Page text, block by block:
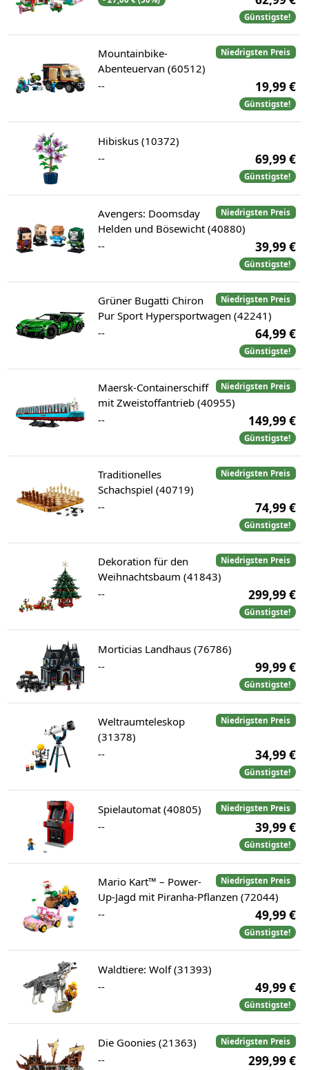
Günstigste!
Niedrigsten Preis
Mountainbike-
Abenteuervan (60512)
--
19,99 €
Günstigste!
Hibiskus (10372)
--
69,99 €
Günstigste!
Niedrigsten Preis
Avengers: Doomsday
Helden und Bösewicht (40880)
--
39,99 €
Günstigste!
Niedrigsten Preis
Grüner Bugatti Chiron
Pur Sport Hypersportwagen (42241)
--
64,99 €
Günstigste!
Niedrigsten Preis
Maersk-Containerschiff
mit Zweistoffantrieb (40955)
--
149,99 €
Günstigste!
Niedrigsten Preis
Traditionelles
Schachspiel (40719)
--
74,99 €
Günstigste!
Niedrigsten Preis
Dekoration für den
Weihnachtsbaum (41843)
--
299,99 €
Günstigste!
Morticias Landhaus (76786)
--
99,99 €
Günstigste!
Niedrigsten Preis
Weltraumteleskop
(31378)
--
34,99 €
Günstigste!
Niedrigsten Preis
Spielautomat (40805)
--
39,99 €
Günstigste!
Niedrigsten Preis
Mario Kart™ – Power-
Up-Jagd mit Piranha-Pflanzen (72044)
--
49,99 €
Günstigste!
Waldtiere: Wolf (31393)
--
49,99 €
Günstigste!
Niedrigsten Preis
Die Goonies (21363)
--
299,99 €